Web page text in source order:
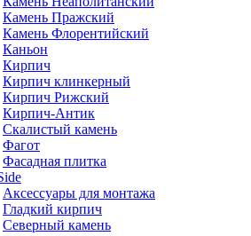
Камень Пражский
Камень Флорентийский
Каньон
Кирпич
Кирпич клинкерный
Кирпич Рижский
Кирпич-Антик
Скалистый камень
Фагот
Фасадная плитка
Аксессуары для монтажа
Гладкий кирпич
Северный камень